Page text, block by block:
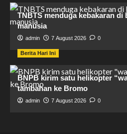
TNBTS menduga kebakaran
manusia
admin 7 August 2026 0
Berita Hari Ini
BNPB kirim satu helikopter
tambahan ke Bromo
admin 7 August 2026 0